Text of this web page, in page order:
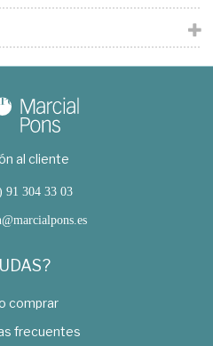
al cliente
91 304 33 03
comprar
frecuentes